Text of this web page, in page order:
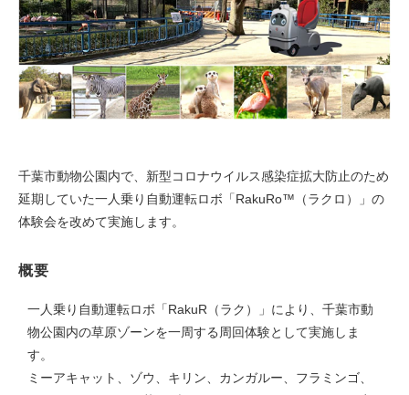
千葉市動物公園内で、新型コロナウイルス感染症拡大防止のため
延期していた一人乗り自動運転ロボ「RakuRo™（ラクロ）」の
体験会を改めて実施します。
概要
一人乗り自動運転ロボ「RakuR（ラク）」により、千葉市動
物公園内の草原ゾーンを一周する周回体験として実施しま
す。
ミーアキャット、ゾウ、キリン、カンガルー、フラミンゴ、